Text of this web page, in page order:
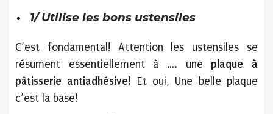
1/ Utilise les bons ustensiles
C’est fondamental! Attention les ustensiles se
résument essentiellement à …. une plaque à
pâtisserie antiadhésive! Et oui, Une belle plaque
c’est la base!